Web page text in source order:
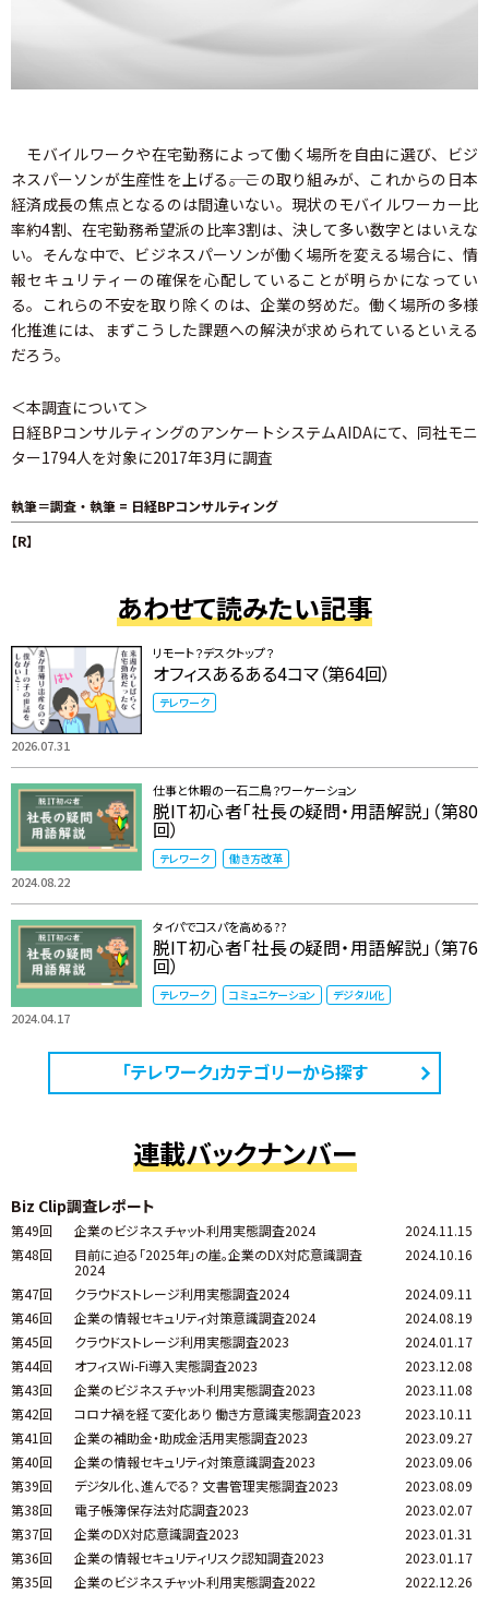
モバイルワークや在宅勤務によって働く場所を自由に選び、ビジ
ネスパーソンが生産性を上げる――。この取り組みが、これからの日本
経済成長の焦点となるのは間違いない。現状のモバイルワーカー比
率約4割、在宅勤務希望派の比率3割は、決して多い数字とはいえな
い。そんな中で、ビジネスパーソンが働く場所を変える場合に、情
報セキュリティーの確保を心配していることが明らかになってい
る。これらの不安を取り除くのは、企業の努めだ。働く場所の多様
化推進には、まずこうした課題への解決が求められているといえる
だろう。
＜本調査について＞
日経BPコンサルティングのアンケートシステムAIDAにて、同社モニ
ター1794人を対象に2017年3月に調査
執筆＝調査・執筆 = 日経BPコンサルティング
【R】
あわせて読みたい記事
2026.07.31
リモート？デスクトップ？
オフィスあるある4コマ（第64回）
テレワーク
2024.08.22
仕事と休暇の一石二鳥？ワーケーション
脱IT初心者「社長の疑問・用語解説」（第80
回）
テレワーク 働き方改革
2024.04.17
タイパでコスパを高める??
脱IT初心者「社長の疑問・用語解説」（第76
回）
テレワーク コミュニケーション デジタル化
「テレワーク」カテゴリーから探す
連載バックナンバー
Biz Clip調査レポート
第49回 企業のビジネスチャット利用実態調査2024
2024.11.15
第48回
目前に迫る「2025年」の崖。企業のDX対応意識調査
2024
2024.10.16
第47回 クラウドストレージ利用実態調査2024
2024.09.11
第46回
企業の情報セキュリティ対策意識調査2024
2024.08.19
第45回
クラウドストレージ利用実態調査2023
2024.01.17
第44回
オフィスWi-Fi導入実態調査2023
2023.12.08
第43回
企業のビジネスチャット利用実態調査2023
2023.11.08
第42回
コロナ禍を経て変化あり 働き方意識実態調査2023
2023.10.11
第41回
企業の補助金・助成金活用実態調査2023
2023.09.27
第40回
企業の情報セキュリティ対策意識調査2023
2023.09.06
第39回
デジタル化、進んでる？ 文書管理実態調査2023
2023.08.09
第38回
電子帳簿保存法対応調査2023
2023.02.07
第37回
企業のDX対応意識調査2023
2023.01.31
第36回
企業の情報セキュリティリスク認知調査2023
2023.01.17
第35回
企業のビジネスチャット利用実態調査2022 2022.12.26